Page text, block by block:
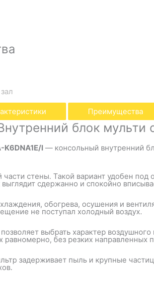
Преимущества
блок мульти
K6DNA1E/I — консольный внутренний
стены. Такой вариант удобен под
сдержанно и спокойно
обогрева, осушения и
не поступал холодный воздух.
выбрать характер
равномерно, без резких направленных
задерживает пыль и крупные